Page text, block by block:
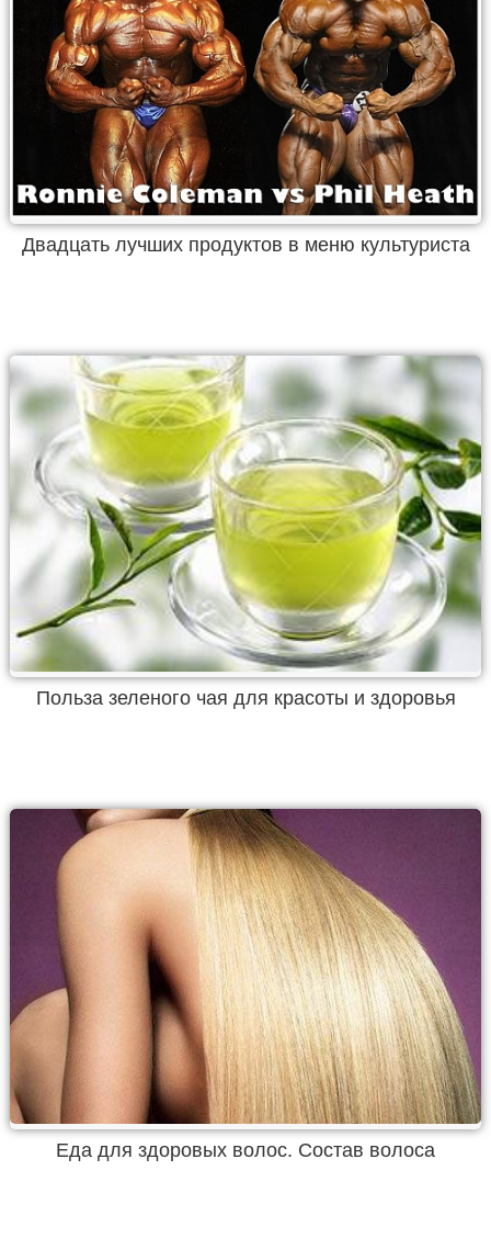
Двадцать лучших продуктов в меню культуриста
Польза зеленого чая для красоты и здоровья
Еда для здоровых волос. Состав волоса